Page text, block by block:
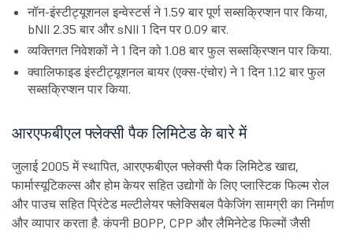
नॉन-इंस्टीट्यूशनल इन्वेस्टर्स ने 1.59 बार पूर्ण सब्सक्रिप्शन पार किया,
bNII 2.35 बार और sNII 1 दिन पर 0.09 बार.
व्यक्तिगत निवेशकों ने 1 दिन को 1.08 बार फुल सब्सक्रिप्शन पार किया.
क्वालिफाइड इंस्टीट्यूशनल बायर (एक्स-एंचोर) ने 1 दिन 1.12 बार फुल
सब्सक्रिप्शन पार किया.
आरएफबीएल फ्लेक्सी पैक लिमिटेड के बारे में
जुलाई 2005 में स्थापित, आरएफबीएल फ्लेक्सी पैक लिमिटेड खाद्य,
फार्मास्यूटिकल्स और होम केयर सहित उद्योगों के लिए प्लास्टिक फिल्म रोल
और पाउच सहित प्रिंटेड मल्टीलेयर फ्लेक्सिबल पैकेजिंग सामग्री का निर्माण
और व्यापार करता है. कंपनी BOPP, CPP और लैमिनेटेड फिल्मों जैसी